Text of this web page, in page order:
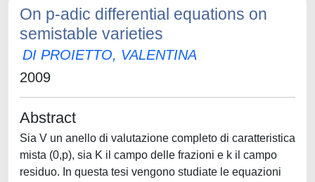
On p-adic differential equations on
semistable varieties
DI PROIETTO, VALENTINA
2009
Abstract
Sia V un anello di valutazione completo di caratteristica
mista (0,p), sia K il campo delle frazioni e k il campo
residuo. In questa tesi vengono studiate le equazioni